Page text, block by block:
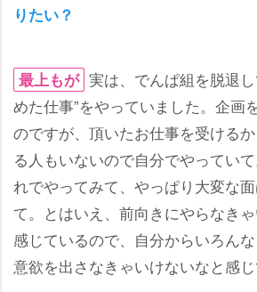
りたい？
最上もが 実は、でんぱ組を脱退
めた仕事”をやっていました。企画
のですが、頂いたお仕事を受ける
る人もいないので自分でやってい
れでやってみて、やっぱり大変な
て。とはいえ、前向きにやらなき
感じているので、自分からいろん
意欲を出さなきゃいけないなと感じ